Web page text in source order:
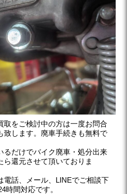
取をご検討中の方は一度お問合
致します。廃車手続きも無料で
るだけでバイク廃車・処分出来
ら還元させて頂いておりま
電話、メール、LINEでご相談下
時間対応です。